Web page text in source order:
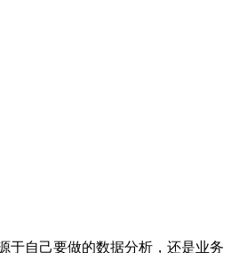
于自己要做的数据分析，还是业务